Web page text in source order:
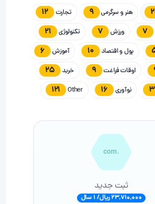
هنر و سرگرمی 9 تجارت 12
7 ورزش 7 تکنولوژی 21
پول و اقتصاد 10 آموزش 6
اوقات فراغت 9 خرید 25
3 نوآوری 16
Other
121
.com
ثبت جدید
23,710,000 ریال/ 1 سال